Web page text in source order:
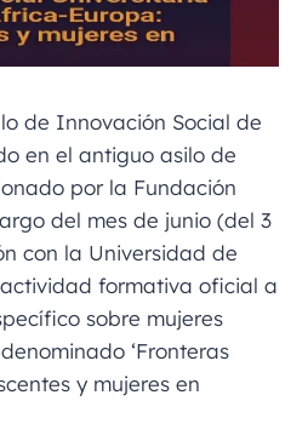
de Innovación Social de
en el antiguo asilo de
por la Fundación
del mes de junio (del 3
con la Universidad de
formativa oficial a
sobre mujeres
‘Fronteras
y mujeres en